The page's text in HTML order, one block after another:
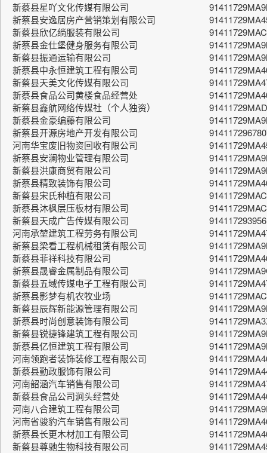
新蔡县星吖文化传媒有限公司
新蔡县安逸居房产营销策划有限公司
新蔡县欣亿绱服装有限公司
新蔡县金仕堡健身服务有限公司
新蔡县振通运输有限公司
新蔡县中永恒建筑工程有限公司
新蔡县天美文化传媒有限公司
新蔡县食品公司黄楼食品经营处
新蔡县鑫航网络传媒社（个人独资）
新蔡县金豪编藤有限公司
新蔡县开源房地产开发有限公司
河南华宝废旧物资回收有限公司
新蔡县安澜物业管理有限公司
新蔡县洪康商贸有限公司
新蔡县精致装饰有限公司
新蔡县宋氏种植有限公司
新蔡县沐枫层压板材有限公司
新蔡县天成广告传媒有限公司
河南承堃建筑工程劳务有限公司
新蔡县梁看工程机械租赁有限公司
新蔡县菲祥科技有限公司
新蔡县晟睿金属制品有限公司
新蔡县五域传媒电子工程有限公司
新蔡县影梦有机农牧业场
新蔡县辰辉新能源管理有限公司
新蔡县时尚创意装饰有限公司
新蔡县锐捷锋建筑工程有限公司
新蔡县亿恒建筑工程有限公司
河南领跑者装饰装修工程有限公司
新蔡县勤政服饰有限公司
河南韶涵汽车销售有限公司
新蔡县食品公司涧头经营处
河南八合建筑工程有限公司
河南省骏豹汽车销售有限公司
新蔡县长更木材加工有限公司
新蔡县尊驰生物科技有限公司